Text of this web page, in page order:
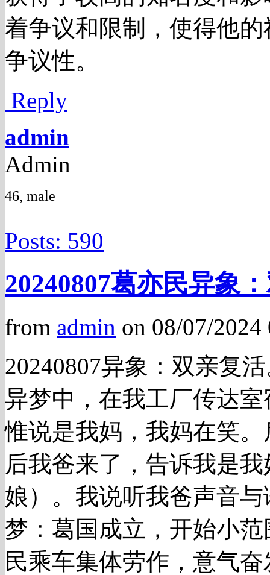
着争议和限制，使得他
争议性。
Reply
admin
Admin
46, male
Posts: 590
20240807葛亦民异象
from admin on 08/07/
20240807异象：双亲复
异梦中，在我工厂传达
惟说是我妈，我妈在笑
后我爸来了，告诉我是
娘）。我说听我爸声音
梦：葛国成立，开始小
民乘车集体劳作，意气奋